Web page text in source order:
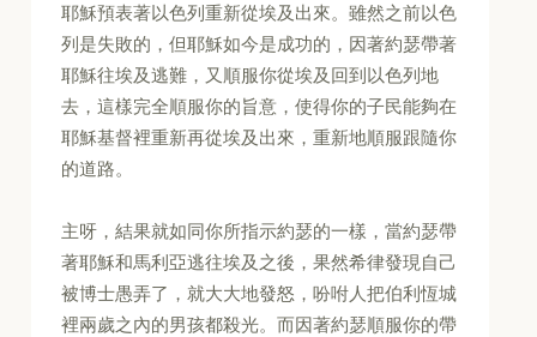
耶穌預表著以色列重新從埃及出來。雖然之前以色
列是失敗的，但耶穌如今是成功的，因著約瑟帶著
耶穌往埃及逃難，又順服你從埃及回到以色列地
去，這樣完全順服你的旨意，使得你的子民能夠在
耶穌基督裡重新再從埃及出來，重新地順服跟隨你
的道路。
主呀，結果就如同你所指示約瑟的一樣，當約瑟帶
著耶穌和馬利亞逃往埃及之後，果然希律發現自己
被博士愚弄了，就大大地發怒，吩咐人把伯利恆城
裡兩歲之內的男孩都殺光。而因著約瑟順服你的帶